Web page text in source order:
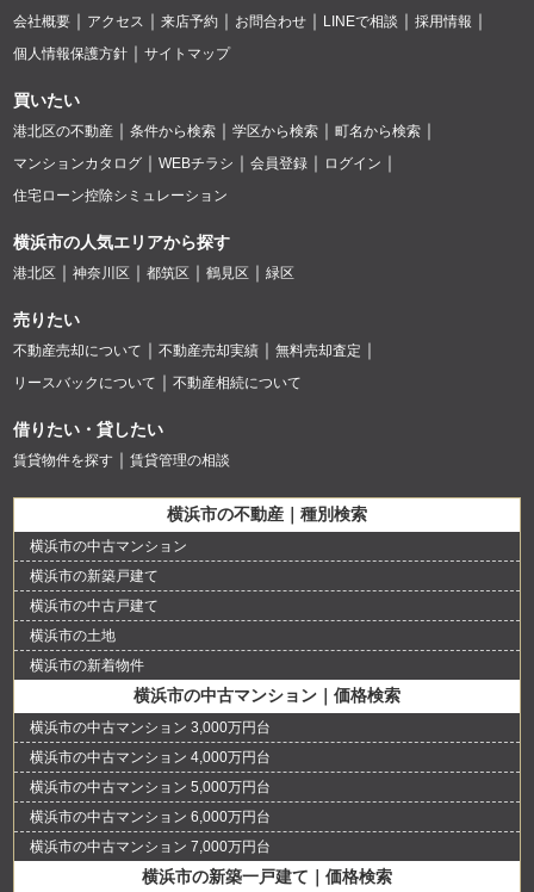
会社概要
アクセス 来店予約 お問合わせ LINEで相談
採用情報
個人情報保護方針
サイトマップ
買いたい
港北区の不動産 条件から検索 学区から検索
町名から検索
マンションカタログ
WEBチラシ 会員登録
ログイン
住宅ローン控除シミュレーション
横浜市の人気エリアから探す
港北区 神奈川区 都筑区 鶴見区 緑区
売りたい
不動産売却について 不動産売却実績
無料売却査定
リースバックについて
不動産相続について
借りたい・貸したい
賃貸物件を探す 賃貸管理の相談
横浜市の不動産｜種別検索
横浜市の中古マンション
横浜市の新築戸建て
横浜市の中古戸建て
横浜市の土地
横浜市の新着物件
横浜市の中古マンション｜価格検索
横浜市の中古マンション 3,000万円台
横浜市の中古マンション 4,000万円台
横浜市の中古マンション 5,000万円台
横浜市の中古マンション 6,000万円台
横浜市の中古マンション 7,000万円台
横浜市の新築一戸建て｜価格検索